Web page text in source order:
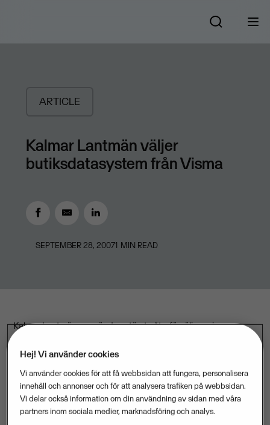
ARTICLE
Kalmar Lantmän väljer
butiksdatasystem från Visma
SEPTEMBER 28, 20071 MIN READ
Kalmar Lantmän, som är den största återförsäljaren inom
butiksdatasystem till de tolv butikerna i Kalmar län och på
Öland.
Kalmar Lantmän sysselsätter totalt cirka 160 personer inom de
fem huvudsakliga verksamhetsgrenarna maskinhandel,
Hej! Vi använder cookies
Vi använder cookies för att få webbsidan att fungera, personalisera
innehåll och annonser och för att analysera trafiken på webbsidan.
Vi delar också information om din användning av sidan med våra
partners inom sociala medier, marknadsföring och analys.